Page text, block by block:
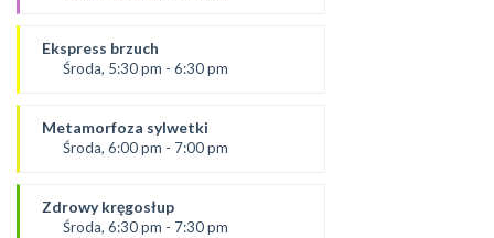
Ola P
*Zajęcia dla dorosłych i dzieci
Ekspress brzuch
Środa, 5:30 pm - 6:30 pm
Ola B.
*Zajęcia dla dorosłych i dzieci
Metamorfoza sylwetki
Środa, 6:00 pm - 7:00 pm
Dominika F
SALA 2
Zdrowy kręgosłup
Środa, 6:30 pm - 7:30 pm